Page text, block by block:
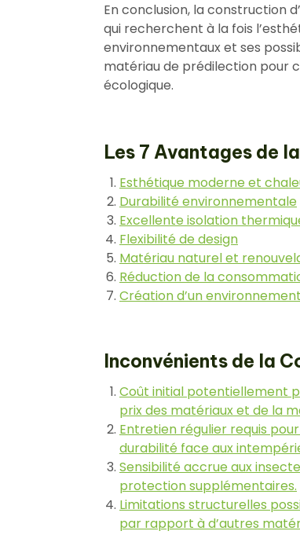
En conclusion, la construction
qui recherchent à la fois
environnementaux et ses
matériau de prédilection pour
écologique.
Les 7 Avantages de
Esthétique moderne et
Durabilité environnementale
Excellente isolation
Flexibilité de design
Matériau naturel et
Réduction de la
Création d’un
Inconvénients de la
Coût initial potentiellement
prix des matériaux et de la
Entretien régulier requis
durabilité face aux
Sensibilité accrue aux
protection supplémentaires.
Limitations structurelles
par rapport à d’autres